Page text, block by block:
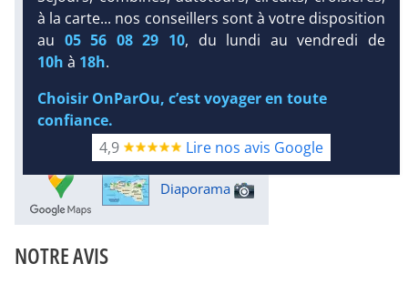
DEMANDE
D’INFORMATIONS
RÉSERVATION
700 m
Longueur:
600 m
Équipement :
175
Tx
Infos golfs :
Distance depuis l'hôtel : 15 km
Bien-être :
Diaporama
NOTRE AVIS
à la carte... nos conseillers sont à votre disposition
au 05 56 08 29 10, du lundi au vendredi de
10h à 18h.
Choisir OnParOu, c’est voyager en toute
confiance.
4,9
Lire nos avis Google